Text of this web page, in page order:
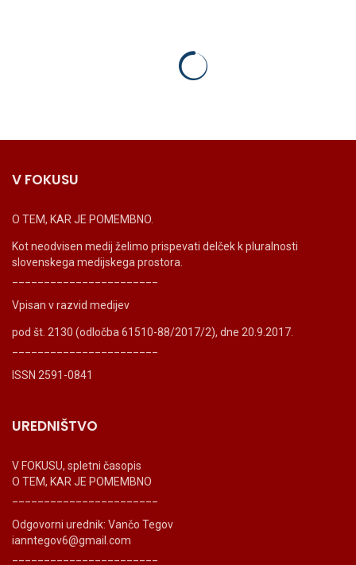
V FOKUSU
O TEM, KAR JE POMEMBNO.
Kot neodvisen medij želimo prispevati delček k pluralnosti
slovenskega medijskega prostora.
Vpisan v razvid medijev
pod št. 2130 (odločba 61510-88/2017/2), dne 20.9.2017.
ISSN 2591-0841
UREDNIŠTVO
V FOKUSU, spletni časopis
O TEM, KAR JE POMEMBNO
Odgovorni urednik: Vančo Tegov
ianntegov6@gmail.com